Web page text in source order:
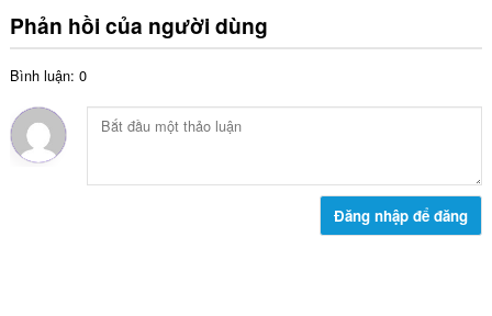
g
:
ế
p
n
g
g
x
ế
ạ
Phản hồi của người dùng
Bình luận: 0
Đăng nhập để đăng